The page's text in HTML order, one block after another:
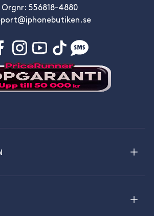
Orgnr: 556818-4880